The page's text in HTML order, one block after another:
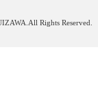
Rights Reserved.